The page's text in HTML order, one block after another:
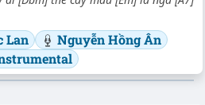
Lan
Nguyễn Hồng Ân